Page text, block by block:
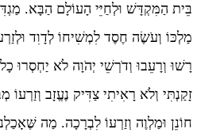
בֵּית הַמִּקְדָּשׁ וּלְחַיֵּי הָעוֹלָם הַבָּא.
מַלְכּוֹ וְעֹשֶׂה חֶסֶד לִמְשִׁיחוֹ לְדָוִד
רָשׁוּ וְרָעֵבוּ וְדֹרְשֵׁי יְהֹוָה לֹא יַחְסְרוּ
זָקַנְתִּי וְלֹא רָאִיתִי צַדִּיק נֶעֱזָב
חוֹנֵן וּמַלְוֶה וְזַרְעוֹ לִבְרָכָה. מַה